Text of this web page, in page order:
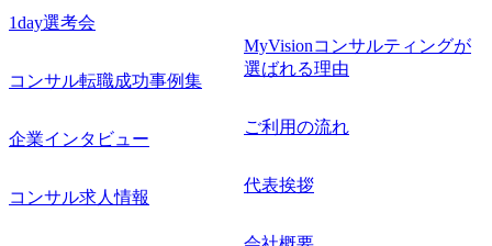
1day選考会
コンサル転職成功事例集
企業インタビュー
コンサル求人情報
MyVisionコンサルティングが
選ばれる理由
ご利用の流れ
代表挨拶